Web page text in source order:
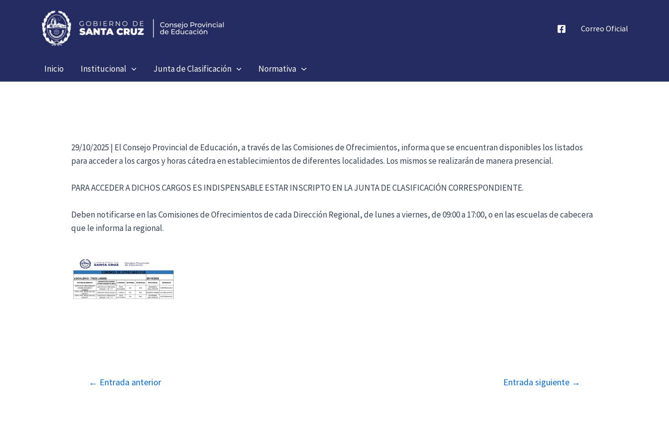
Correo Oficial
Inicio Institucional Junta de Clasificación Normativa
29/10/2025 | El Consejo Provincial de Educación, a través de las Comisiones de Ofrecimientos, informa que se encuentran disponibles los listados
para acceder a los cargos y horas cátedra en establecimientos de diferentes localidades. Los mismos se realizarán de manera presencial.
PARA ACCEDER A DICHOS CARGOS ES INDISPENSABLE ESTAR INSCRIPTO EN LA JUNTA DE CLASIFICACIÓN CORRESPONDIENTE.
Deben notificarse en las Comisiones de Ofrecimientos de cada Dirección Regional, de lunes a viernes, de 09:00 a 17:00, o en las escuelas de cabecera
que le informa la regional.
Navegación
← Entrada anterior Entrada siguiente →